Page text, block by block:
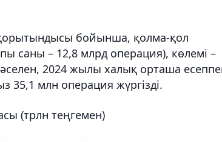
бойынша, қолма-қол
саны – 12,8 млрд операция), көлемі –
2024 жылы халық орташа
35,1 млн операция жүргізді.
(трлн теңгемен)